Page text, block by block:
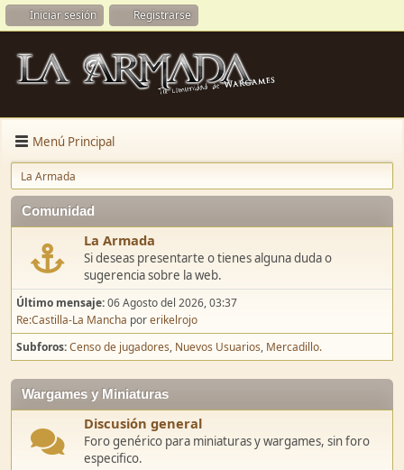
Iniciar sesión Registrarse
Menú Principal
La Armada
Comunidad
La Armada
Si deseas presentarte o tienes alguna duda o
sugerencia sobre la web.
Último mensaje:06 Agosto del 2026, 03:37
Re:Castilla-La Mancha porerikelrojo
Subforos Censo de jugadores Nuevos Usuarios Mercadillo.
Wargames y Miniaturas
Discusión general
Foro genérico para miniaturas y wargames, sin foro
especifico.